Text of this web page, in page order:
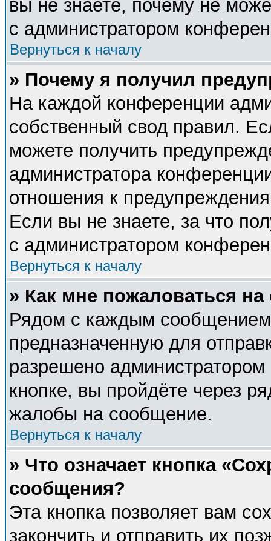
вы не знаете, почему не
с администратором
Вернуться к началу
» Почему я получил
На каждой конференции
собственный свод правил.
можете получить
администратора
отношения к
Если вы не знаете, за что
с администратором
Вернуться к началу
» Как мне пожаловаться
Рядом с каждым сообщением
предназначенную для
разрешено
кнопке, вы пройдёте через
жалобы на сообщение.
Вернуться к началу
» Что означает кнопка
сообщения?
Эта кнопка позволяет вам
закончить и отправить их